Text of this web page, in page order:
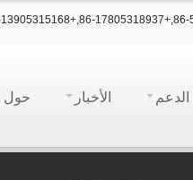
الدعم الأخبار حول